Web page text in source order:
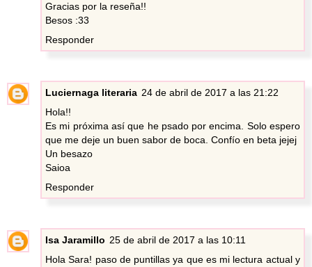
Gracias por la reseña!!
Besos :33
Responder
Luciernaga literaria 24 de abril de 2017 a las 21:22
Hola!!
Es mi próxima así que he psado por encima. Solo espero
que me deje un buen sabor de boca. Confío en beta jejej
Un besazo
Saioa
Responder
Isa Jaramillo 25 de abril de 2017 a las 10:11
Hola Sara! paso de puntillas ya que es mi lectura actual y